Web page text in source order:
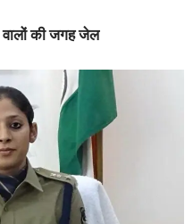
वालों की जगह जेल